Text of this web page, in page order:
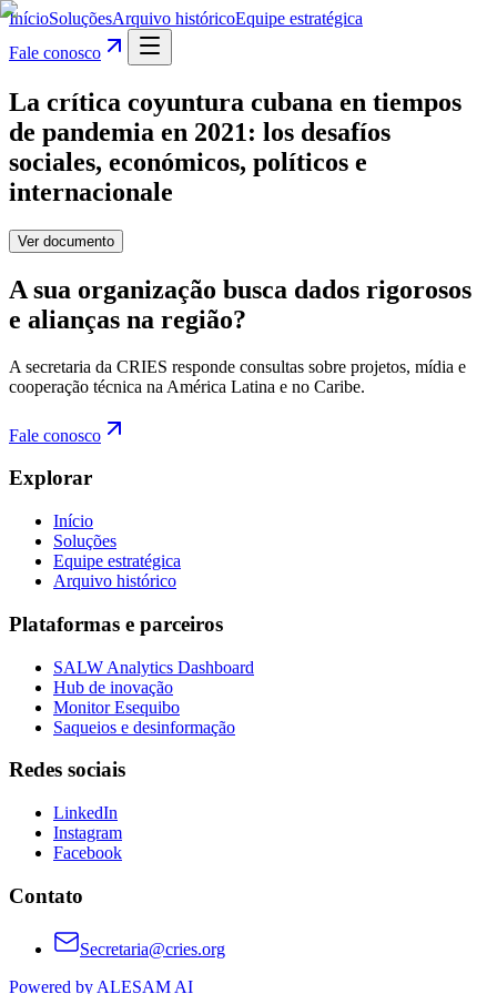
InícioSoluçõesArquivo históricoEquipe estratégica
Fale conosco
La crítica coyuntura cubana en tiempos
de pandemia en 2021: los desafíos
sociales, económicos, políticos e
internacionale
Ver documento
A sua organização busca dados rigorosos
e alianças na região?
A secretaria da CRIES responde consultas sobre projetos, mídia e
cooperação técnica na América Latina e no Caribe.
Fale conosco
Explorar
Início
Soluções
Equipe estratégica
Arquivo histórico
Plataformas e parceiros
SALW Analytics Dashboard
Hub de inovação
Monitor Esequibo
Saqueios e desinformação
Redes sociais
LinkedIn
Instagram
Facebook
Contato
Secretaria@cries.org
Powered by ALESAM AI